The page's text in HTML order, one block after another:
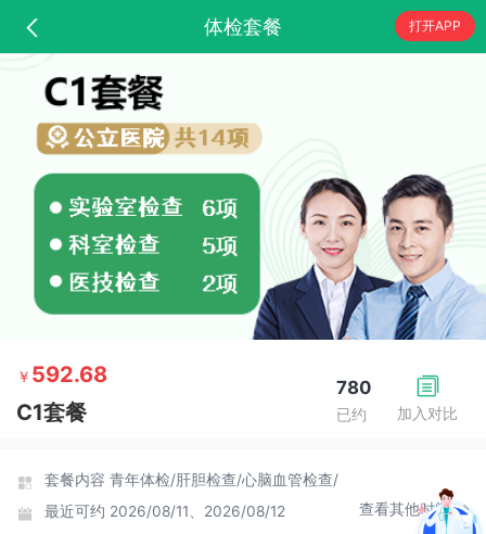
体检套餐 打开APP
加入对比
780
已约
￥ 592.68
C1套餐
套餐内容 青年体检/肝胆检查/心脑血管检查/
最近可约 2026/08/11、2026/08/12 查看其他时间